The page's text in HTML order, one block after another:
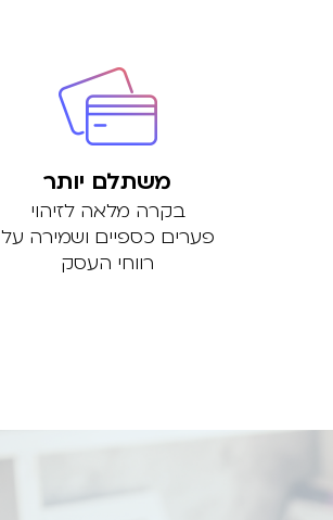
משתלם יותר
בקרה מלאה לזיהוי
פערים כספיים ושמירה על
רווחי העסק